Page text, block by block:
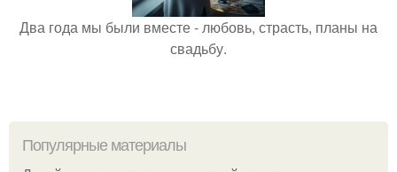
Два года мы были вместе - любовь, страсть, планы на
свадьбу.
Популярные материалы